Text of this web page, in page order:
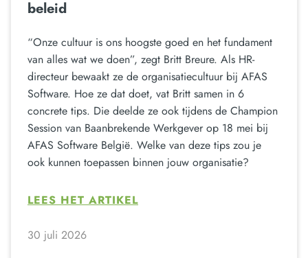
beleid
“Onze cultuur is ons hoogste goed en het fundament
van alles wat we doen”, zegt Britt Breure. Als HR-
directeur bewaakt ze de organisatiecultuur bij AFAS
Software. Hoe ze dat doet, vat Britt samen in 6
concrete tips. Die deelde ze ook tijdens de Champion
Session van Baanbrekende Werkgever op 18 mei bij
AFAS Software België. Welke van deze tips zou je
ook kunnen toepassen binnen jouw organisatie?
LEES HET ARTIKEL
30 juli 2026